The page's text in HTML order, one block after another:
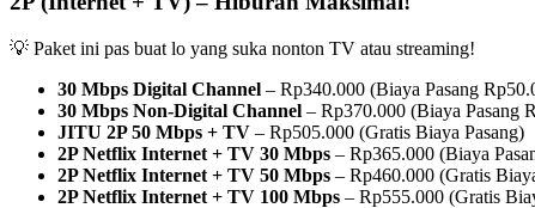
💡 Paket ini pas buat lo yang suka nonton TV atau streaming!
30 Mbps Digital Channel – Rp340.000 (Biaya Pasang
30 Mbps Non-Digital Channel – Rp370.000 (Biaya Pasang
JITU 2P 50 Mbps + TV – Rp505.000 (Gratis Biaya Pasang)
2P Netflix Internet + TV 30 Mbps – Rp365.000 (Biaya
2P Netflix Internet + TV 50 Mbps – Rp460.000 (Gratis
2P Netflix Internet + TV 100 Mbps – Rp555.000 (Gratis